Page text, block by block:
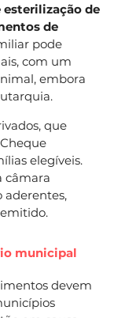
esterilização de
de
pode
com um
embora
que
elegíveis.
câmara
municipal
devem